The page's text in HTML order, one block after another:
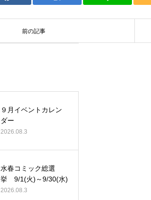
前の記事
９月イベントカレン
ダー
2026.08.3
水春コミック総選
挙 9/1(火)～9/30(水)
2026.08.3